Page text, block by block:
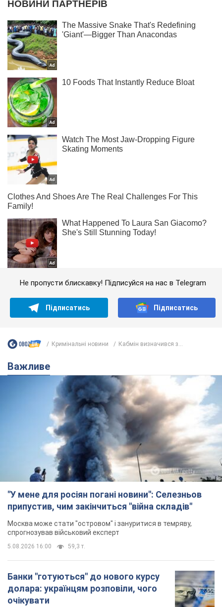
Не пропусти блискавку! Підписуйся на нас в Telegram
Підписатись Підписатись
Кримінальні новини Кабмін визначився з...
Важливе
"У мене для росіян погані новини": Селезньов
припустив, чим закінчиться "війна складів"
Москва може стати "островом" і зануритися в темряву,
спрогнозував військовий експерт
5.08.2026 16:00 59,3 т.
Банки "готуються" до нового курсу
долара: українцям розповіли, чого
очікувати